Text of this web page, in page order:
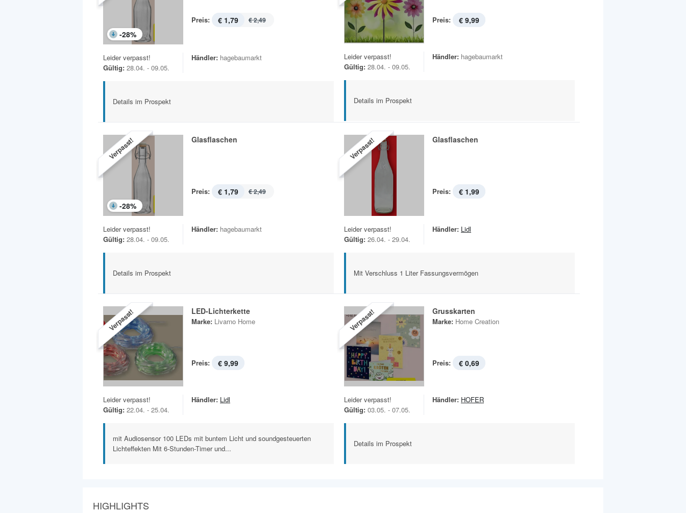
-28%
Preis: € 1,79 € 2,49
Leider verpasst!
Gültig: 28.04. - 09.05.
Händler: hagebaumarkt
Details im Prospekt
Preis: € 9,99
Leider verpasst!
Gültig: 28.04. - 09.05.
Händler: hagebaumarkt
Details im Prospekt
Verpasst!
-28%
Glasflaschen
Preis: € 1,79 € 2,49
Leider verpasst!
Gültig: 28.04. - 09.05.
Händler: hagebaumarkt
Details im Prospekt
Verpasst! Glasflaschen
Preis: € 1,99
Leider verpasst!
Gültig: 26.04. - 29.04.
Händler: Lidl
Mit Verschluss 1 Liter Fassungsvermögen
Verpasst! LED-Lichterkette
Marke: Livarno Home
Preis: € 9,99
Leider verpasst!
Gültig: 22.04. - 25.04.
Händler: Lidl
mit Audiosensor 100 LEDs mit buntem Licht und soundgesteuerten
Lichteffekten Mit 6-Stunden-Timer und...
Verpasst! Grusskarten
Marke: Home Creation
Preis: € 0,69
Leider verpasst!
Gültig: 03.05. - 07.05.
Händler: HOFER
Details im Prospekt
HIGHLIGHTS